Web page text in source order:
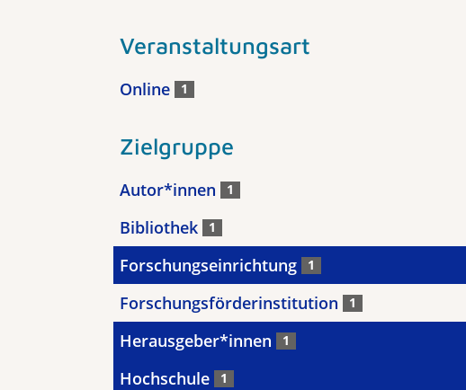
Veranstaltungsart
Online 1
Zielgruppe
Autor*innen 1
Bibliothek 1
Forschungseinrichtung 1
Forschungsförderinstitution 1
Herausgeber*innen 1
Hochschule 1